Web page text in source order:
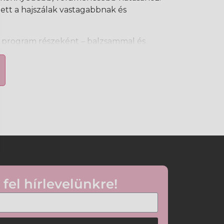
a hajszálak vastagabbnak és
részeként – balzsammal és
– segíthet fokozni a haj
megjelenését.
program része
majd gyengéden masszírozza be.
esetén ismételje meg a hajmosást.
fel hírlevelünkre!